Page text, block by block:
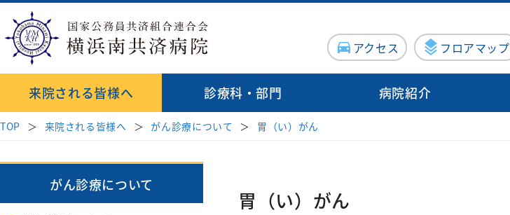
アクセス フロアマップ
来院される皆様へ
再診の方
診療科・部門
呼吸器内科
循環器内科
病院紹介
病院紹介
病院指針
医療設備紹介
緩和ケア病棟について（医療関係者向け）
臨床研修のご案内
TOP 来院される皆様へ がん診療について 胃（い）がん
胃（い）がん
がん診療について